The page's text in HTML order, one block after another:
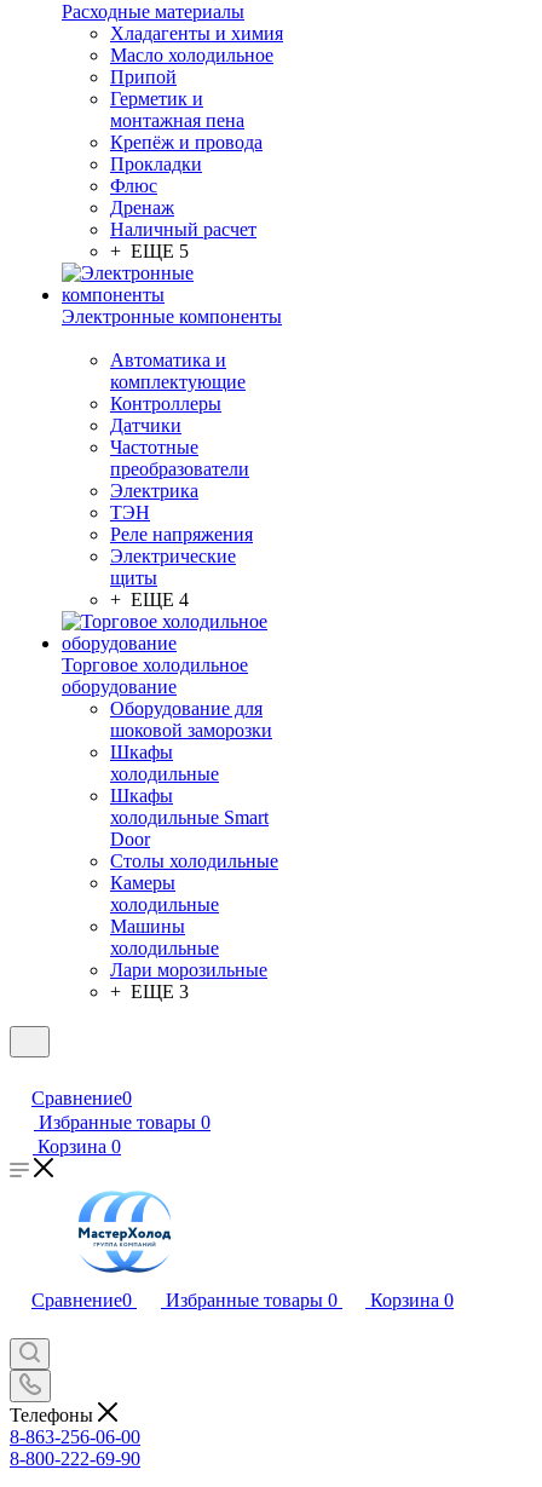
Расходные материалы
Хладагенты и химия
Масло холодильное
Припой
Герметик и
монтажная пена
Крепёж и провода
Прокладки
Флюс
Дренаж
Наличный расчет
+ ЕЩЕ 5
Электронные компоненты
Автоматика и
комплектующие
Контроллеры
Датчики
Частотные
преобразователи
Электрика
ТЭН
Реле напряжения
Электрические
щиты
+ ЕЩЕ 4
Торговое холодильное
оборудование
Оборудование для
шоковой заморозки
Шкафы
холодильные
Шкафы
холодильные Smart
Door
Столы холодильные
Камеры
холодильные
Машины
холодильные
Лари морозильные
+ ЕЩЕ 3
Сравнение0
Избранные товары 0
Корзина 0
Сравнение0 Избранные товары 0 Корзина 0
Телефоны
8-863-256-06-00
8-800-222-69-90